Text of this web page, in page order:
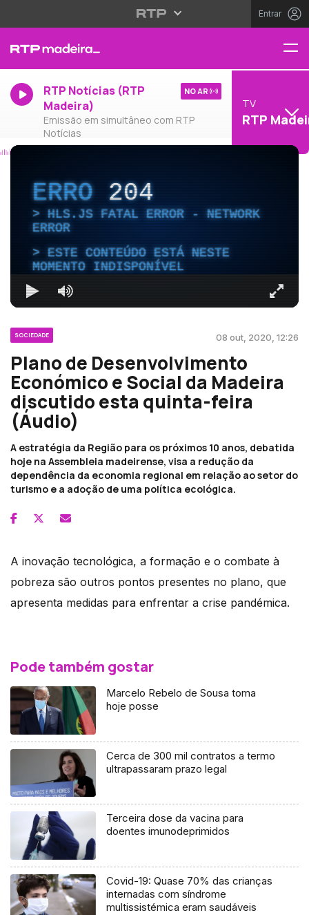
Entrar
RTP Notícias (RTP
Madeira)
Emissão em simultâneo com RTP
Notícias
NO AR
TV
RTP
ERRO204
HLS.JS FATAL ERROR - NETWORK
ERROR
ESTE CONTEÚDO ESTÁ NESTE
MOMENTO INDISPONÍVEL
SOCIEDADE 08 out, 2020, 12:26
Plano de Desenvolvimento
Económico e Social da Madeira
discutido esta quinta-feira
(Áudio)
A estratégia da Região para os próximos 10 anos, debatida
hoje na Assembleia madeirense, visa a redução da
dependência da economia regional em relação ao setor do
turismo e a adoção de uma política ecológica.
A inovação tecnológica, a formação e o combate à
pobreza são outros pontos presentes no plano, que
apresenta medidas para enfrentar a crise pandémica.
Pode também gostar
Marcelo Rebelo de Sousa toma
hoje posse
Cerca de 300 mil contratos a termo
ultrapassaram prazo legal
Terceira dose da vacina para
doentes imunodeprimidos
Covid-19: Quase 70% das crianças
internadas com síndrome
multissistémica eram saudáveis